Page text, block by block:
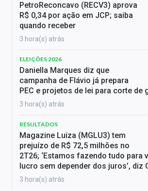
PetroReconcavo (RECV3) aprova
R$ 0,34 por ação em JCP; saiba
quando receber
3 hora(s) atrás
ELEIÇÕES 2026
Daniella Marques diz que
campanha de Flávio já prepara
PEC e projetos de lei para corte de
3 hora(s) atrás
RESULTADOS
Magazine Luiza (MGLU3) tem
prejuízo de R$ 72,5 milhões no
2T26; ‘Estamos fazendo tudo para
lucro sem depender dos juros’, diz
3 hora(s) atrás